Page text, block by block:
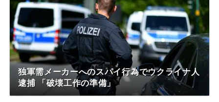
独軍需メーカーへのスパイ行為でウクライナ人
逮捕 「破壊工作の準備」